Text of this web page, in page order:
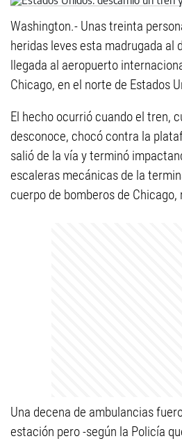
Washington.- Unas treinta
heridas leves esta madrugada al
llegada al aeropuerto
Chicago, en el norte de Estados
El hecho ocurrió cuando el tren,
desconoce, chocó contra la
salió de la vía y terminó
escaleras mecánicas de la
cuerpo de bomberos de Chicago,
Una decena de ambulancias
estación pero -según la Policía